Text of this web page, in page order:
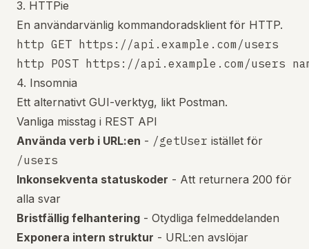
3. HTTPie
En användarvänlig kommandoradsklient för HTTP.
http GET https://api.example.com/users
4. Insomnia
Ett alternativt GUI-verktyg, likt Postman.
Vanliga misstag i REST API
Använda verb i URL:en - /getUser istället för
/users
Inkonsekventa statuskoder - Att returnera 200 för
alla svar
Bristfällig felhantering - Otydliga felmeddelanden
Exponera intern struktur - URL:en avslöjar